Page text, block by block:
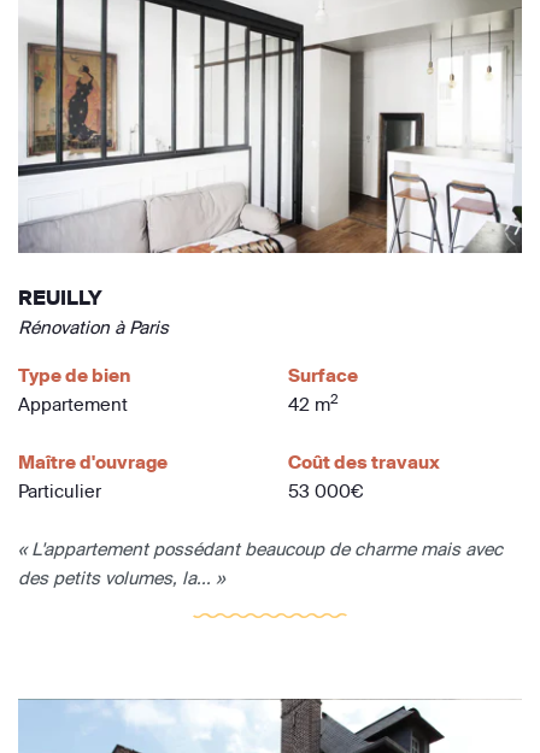
REUILLY
Rénovation à Paris
Type de bien
Appartement
Surface
42 m2
Maître d'ouvrage
Particulier
Coût des travaux
53 000€
« L'appartement possédant beaucoup de charme mais avec
des petits volumes, la... »